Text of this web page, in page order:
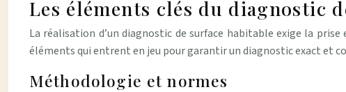
Les éléments clés du diagnostic
La réalisation d’un diagnostic de surface habitable exige la
éléments qui entrent en jeu pour garantir un diagnostic exact et
Méthodologie et normes